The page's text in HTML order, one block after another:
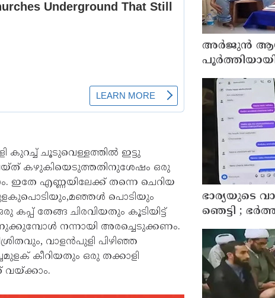
കുറച്ച് ചൂടുവെള്ളത്തിൽ ഇട്ടു
കഴുകിയെടുത്തതിനുശേഷം ഒരു
ഇതേ എണ്ണയിലേക്ക് തന്നെ ചെറിയ
മുളകുപൊടിയും,മഞ്ഞൾ പൊടിയും
കപ്പ് തേങ്ങ ചിരവിയതും കൂടിയിട്ട്
നന്നായി അരച്ചെടുക്കണം.
വാളൻപുളി പിഴിഞ്ഞ
കീറിയതും ഒരു തക്കാളി
അര്‍ജുന്‍
മുൻപില്‍
ഭാര്യയുടെ
ഞെട്ടി ;
മരണം
സുഹൃത്തും